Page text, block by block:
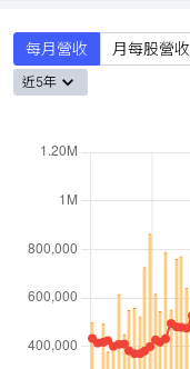
每月營收 月每股營收
近5年